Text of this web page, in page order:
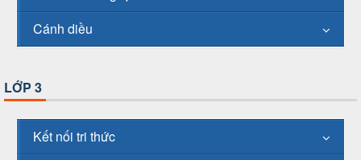
Cánh diều
LỚP 3
Kết nối tri thức